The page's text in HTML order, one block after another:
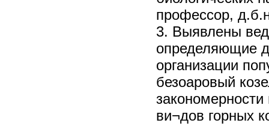
профессор,
3. Выявлены
определяющие
организации
безоаровый
ви¬дов горных